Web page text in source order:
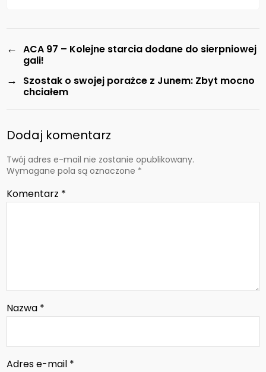
← ACA 97 – Kolejne starcia dodane do sierpniowej
gali!
→
Szostak o swojej porażce z Junem: Zbyt mocno
chciałem
Dodaj komentarz
Twój adres e-mail nie zostanie opublikowany.
Wymagane pola są oznaczone *
Komentarz *
Nazwa *
Adres e-mail *